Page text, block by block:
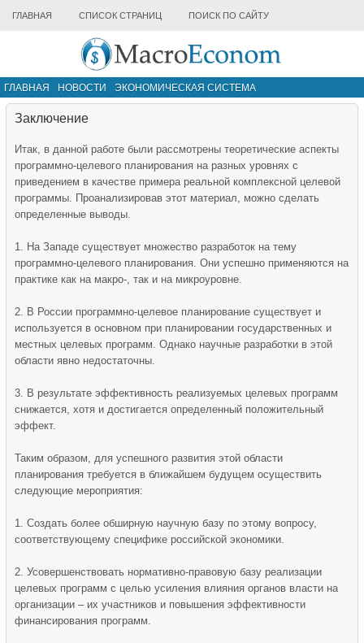
ГЛАВНАЯ СПИСОК СТРАНИЦ ПОИСК ПО САЙТУ
ГЛАВНАЯ НОВОСТИ
ЭКОНОМИЧЕСКАЯ СИСТЕМА
ИНФРАСТРУКТУРА РЫНКА
Заключение
Итак, в данной работе были рассмотрены теоретические аспекты
программно-целевого планирования на разных уровнях с
приведением в качестве примера реальной комплексной целевой
программы. Проанализировав этот материал, можно сделать
определенные выводы.
1. На Западе существует множество разработок на тему
программно-целевого планирования. Они успешно применяются на
практике как на макро-, так и на микроуровне.
2. В России программно-целевое планирование существует и
используется в основном при планировании государственных и
местных целевых программ. Однако научные разработки в этой
области явно недостаточны.
3. В результате эффективность реализуемых целевых программ
снижается, хотя и достигается определенный положительный
эффект.
Таким образом, для успешного развития этой области
планирования требуется в ближайшем будущем осуществить
следующие мероприятия:
1. Создать более обширную научную базу по этому вопросу,
соответствующему специфике российской экономики.
2. Усовершенствовать нормативно-правовую базу реализации
целевых программ с целью усиления влияния органов власти на
организации – их участников и повышения эффективности
финансирования программ.